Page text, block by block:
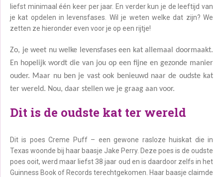
liefst minimaal één keer per jaar. En verder kun je de leeftijd van
je kat opdelen in levensfases. Wil je weten welke dat zijn? We
zetten ze hieronder even voor je op een rijtje!
Zo, je weet nu welke levensfases een kat allemaal doormaakt.
En hopelijk wordt die van jou op een fijne en gezonde manier
ouder. Maar nu ben je vast ook benieuwd naar de oudste kat
ter wereld. Nou, daar stellen we je graag aan voor.
Dit is de oudste kat ter wereld
Dit is poes Creme Puff – een gewone rasloze huiskat die in
Texas woonde bij haar baasje Jake Perry. Deze poes is de oudste
poes ooit, werd maar liefst 38 jaar oud en is daardoor zelfs in het
Guinness Book of Records terechtgekomen. Haar baasje claimde